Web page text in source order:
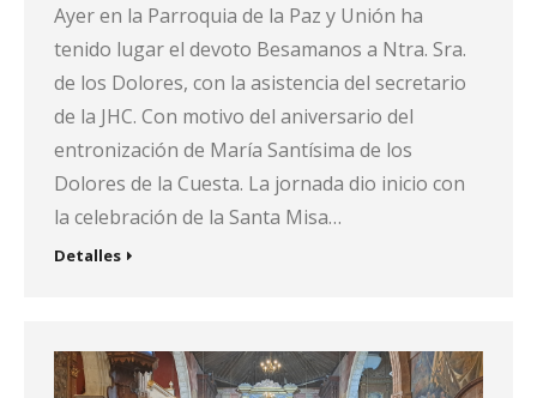
Ayer en la Parroquia de la Paz y Unión ha
tenido lugar el devoto Besamanos a Ntra. Sra.
de los Dolores, con la asistencia del secretario
de la JHC. Con motivo del aniversario del
entronización de María Santísima de los
Dolores de la Cuesta. La jornada dio inicio con
la celebración de la Santa Misa…
Detalles